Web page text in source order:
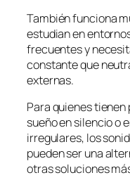
También funciona
estudian en
frecuentes y
constante que
externas.
Para quienes
sueño en silencio o
irregulares, los
pueden ser una
otras soluciones